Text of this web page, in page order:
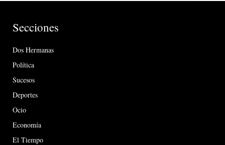
Secciones
Dos Hermanas
Política
Sucesos
Deportes
Ocio
Economía
El Tiempo